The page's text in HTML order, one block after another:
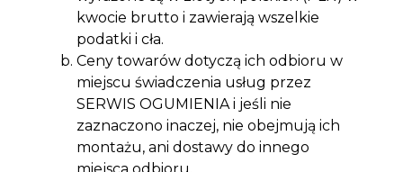
kwocie brutto i zawierają wszelkie
podatki i cła.
Ceny towarów dotyczą ich odbioru w
miejscu świadczenia usług przez
SERWIS OGUMIENIA i jeśli nie
zaznaczono inaczej, nie obejmują ich
montażu, ani dostawy do innego